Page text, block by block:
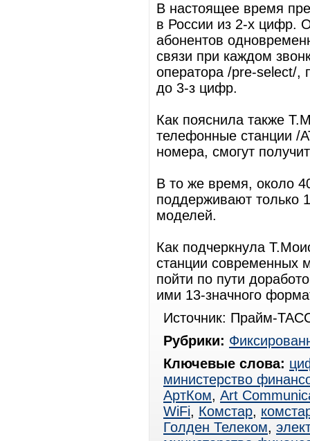
В настоящее время
в России из 2-х цифр.
абонентов
связи при каждом
оператора /pre-select/,
до 3-з цифр.
Как пояснила также
телефонные станции
номера, смогут
В то же время, около
поддерживают только
моделей.
Как подчеркнула
станции современных
пойти по пути
ими 13-значного
Источник: Прайм-
Рубрики:
Ключевые слова:
министерство
АртКом, Art
WiFi, Комстар,
Голден Телеком,